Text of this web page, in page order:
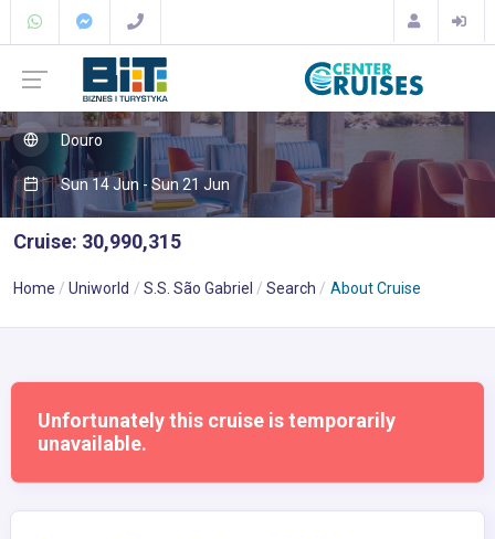
Douro
Sun 14 Jun - Sun 21 Jun
Cruise: 30,990,315
Home Uniworld S.S. São Gabriel Search About Cruise
Unfortunately this cruise is temporarily
unavailable.